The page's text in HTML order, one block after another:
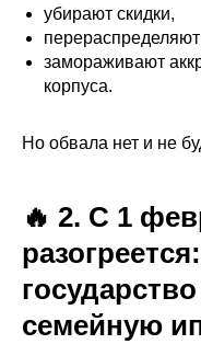
убирают скидки,
замораживают
корпуса.
Но обвала нет и не
🔥 2. С 1
семейную